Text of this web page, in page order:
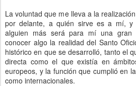
La voluntad que me lleva a la
por delante, a quién sirve es a mí, y
alguien más será para mí una gran
conocer algo la realidad del Santo
histórico en que se desarrolló, tanto el
directa como el que existía en
europeos, y la función que cumplió en
como internacionales.